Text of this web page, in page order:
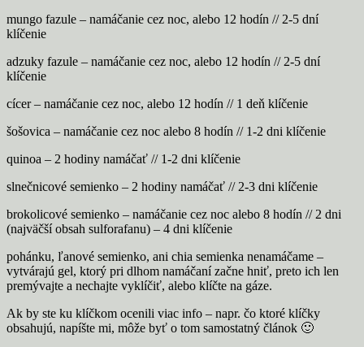
mungo fazule – namáčanie cez noc, alebo 12 hodín // 2-5 dní
klíčenie
adzuky fazule – namáčanie cez noc, alebo 12 hodín // 2-5 dní
klíčenie
cícer – namáčanie cez noc, alebo 12 hodín // 1 deň klíčenie
šošovica – namáčanie cez noc alebo 8 hodín // 1-2 dni klíčenie
quinoa – 2 hodiny namáčať // 1-2 dni klíčenie
slnečnicové semienko – 2 hodiny namáčať // 2-3 dni klíčenie
brokolicové semienko – namáčanie cez noc alebo 8 hodín // 2 dni
(najväčší obsah sulforafanu) – 4 dni klíčenie
pohánku, ľanové semienko, ani chia semienka nenamáčame –
vytvárajú gel, ktorý pri dlhom namáčaní začne hniť, preto ich len
premývajte a nechajte vyklíčiť, alebo klíčte na gáze.
Ak by ste ku klíčkom ocenili viac info – napr. čo ktoré klíčky
obsahujú, napíšte mi, môže byť o tom samostatný článok 🙂